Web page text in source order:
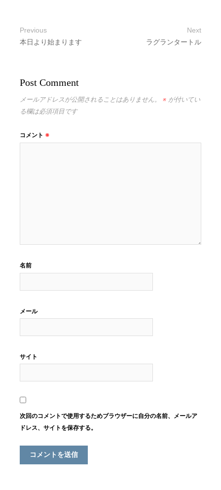
Previous
本日より始まります
Next
ラグランタートル
Post Comment
メールアドレスが公開されることはありません。 ※ が付いてい
る欄は必須項目です
コメント ※
名前
メール
サイト
次回のコメントで使用するためブラウザーに自分の名前、メールア
ドレス、サイトを保存する。